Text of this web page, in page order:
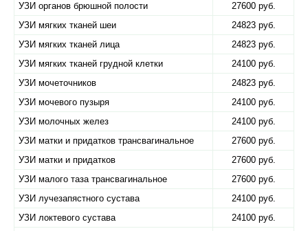
УЗИ органов брюшной полости
27600 руб.
УЗИ мягких тканей шеи
24823 руб.
УЗИ мягких тканей лица
24823 руб.
УЗИ мягких тканей грудной клетки
24100 руб.
УЗИ мочеточников
24823 руб.
УЗИ мочевого пузыря
24100 руб.
УЗИ молочных желез
24100 руб.
УЗИ матки и придатков трансвагинальное
27600 руб.
УЗИ матки и придатков
27600 руб.
УЗИ малого таза трансвагинальное
27600 руб.
УЗИ лучезапястного сустава
24100 руб.
УЗИ локтевого сустава
24100 руб.